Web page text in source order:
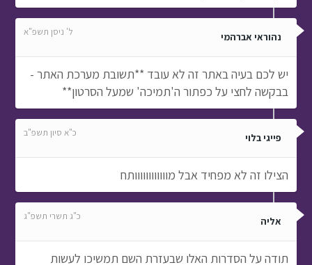
נהוראי אברהמי ל' ניסן תשפ"א
יש לכם בעיה באתר זה לא עובד **תשובת מערכת האתר -
בבקשה לחצי על כפתור ה'תמיכה' שמעל הסרטון**
פייגי בלוי כ"א סיון תשפ"ב
הצילו זה לא מפחיד אבל מוווווווווווותח
אליה כ"ג תשרי תשפ"ג
תודה על הסדרות האלו שבעזרת השם תמשיכו לעשות